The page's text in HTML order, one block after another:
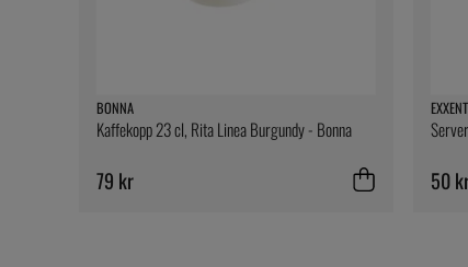
BONNA
Kaffekopp 23 cl, Rita Linea Burgundy - Bonna
79 kr
EXXENT
50